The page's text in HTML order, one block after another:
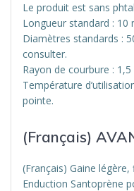
Le produit est sans
Longueur standard : 10
Diamètres standards :
consulter.
Rayon de courbure :
Température
pointe.
(Français)
(Français) Gaine
Enduction Santoprène